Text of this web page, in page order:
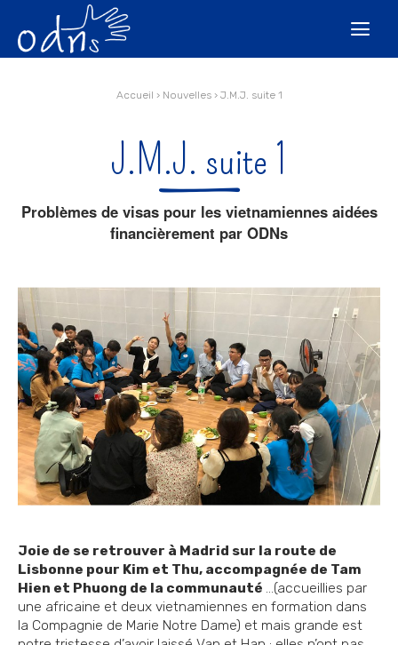

Accueil › Nouvelles › J.M.J. suite 1
J.M.J. suite 1
Problèmes de visas pour les vietnamiennes aidées
financièrement par ODNs
Joie de se retrouver à Madrid sur la route de
Lisbonne pour Kim et Thu, accompagnée de Tam
Hien et Phuong de la communauté
...(accueillies par
une africaine et deux vietnamiennes en formation dans
la Compagnie de Marie Notre Dame) et mais grande est